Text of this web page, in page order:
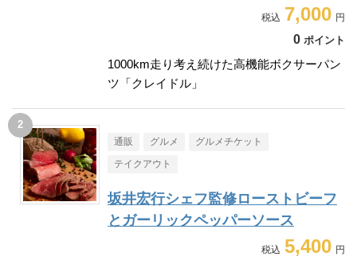
7,000
0 ポイント
1000km走り考え続けた高機能ボクサーパン
ツ「クレイドル」
通販 グルメ グルメチケット
テイクアウト
坂井宏行シェフ監修ローストビーフ
とガーリックペッパーソース
5,400